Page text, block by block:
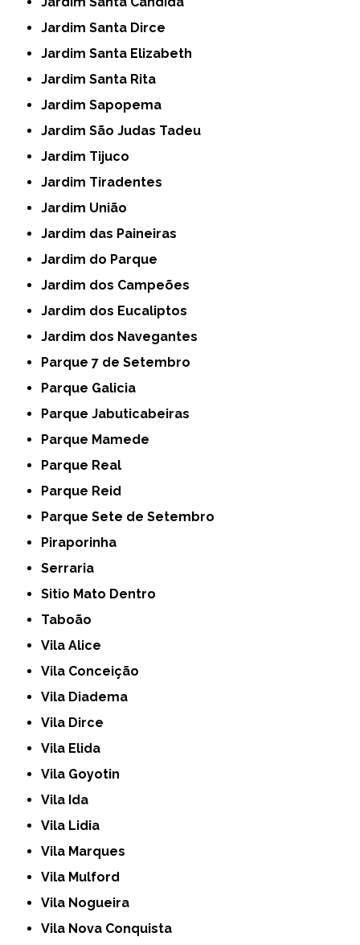
Jardim Santa Dirce
Jardim Santa Elizabeth
Jardim Santa Rita
Jardim Sapopema
Jardim São Judas Tadeu
Jardim Tijuco
Jardim Tiradentes
Jardim União
Jardim das Paineiras
Jardim do Parque
Jardim dos Campeões
Jardim dos Eucaliptos
Jardim dos Navegantes
Parque 7 de Setembro
Parque Galicia
Parque Jabuticabeiras
Parque Mamede
Parque Real
Parque Reid
Parque Sete de Setembro
Piraporinha
Serraria
Sitio Mato Dentro
Taboão
Vila Alice
Vila Conceição
Vila Diadema
Vila Dirce
Vila Elida
Vila Goyotin
Vila Ida
Vila Lidia
Vila Marques
Vila Mulford
Vila Nogueira
Vila Nova Conquista